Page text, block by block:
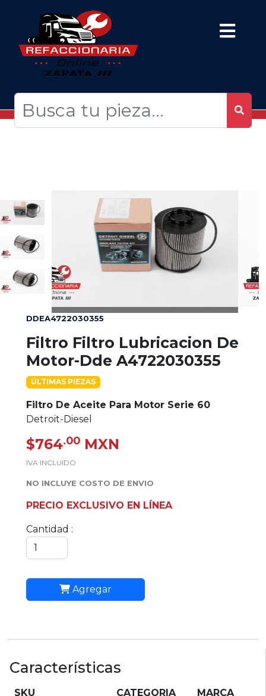
DDEA4722030355
Filtro Filtro Lubricacion De
Motor-Dde A4722030355
ÚLTIMAS PIEZAS
Filtro De Aceite Para Motor Serie 60
Detroit-Diesel
$764.00 MXN
IVA INCLUIDO
NO INCLUYE COSTO DE ENVIO
PRECIO EXCLUSIVO EN LÍNEA
Cantidad :
Agregar
Características
SKU
CATEGORIA
MARCA